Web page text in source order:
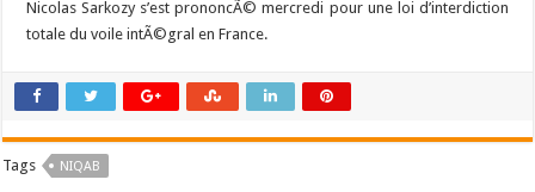
Nicolas Sarkozy s’est prononcÃ© mercredi pour une loi d’interdiction
totale du voile intÃ©gral en France.
Tags NIQAB